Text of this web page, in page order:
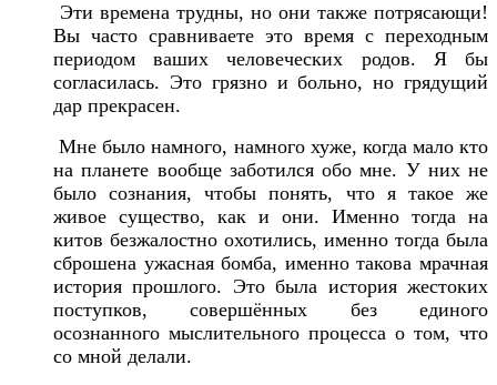
Эти времена трудны, но они также потрясающи!
Вы часто сравниваете это время с переходным
периодом ваших человеческих родов. Я бы
согласилась. Это грязно и больно, но грядущий
дар прекрасен.
Мне было намного, намного хуже, когда мало кто
на планете вообще заботился обо мне. У них не
было сознания, чтобы понять, что я такое же
живое существо, как и они. Именно тогда на
китов безжалостно охотились, именно тогда была
сброшена ужасная бомба, именно такова мрачная
история прошлого. Это была история жестоких
поступков, совершённых без единого
осознанного мыслительного процесса о том, что
со мной делали.